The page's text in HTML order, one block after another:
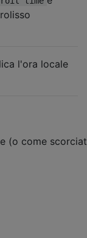
l'ora locale
(o come